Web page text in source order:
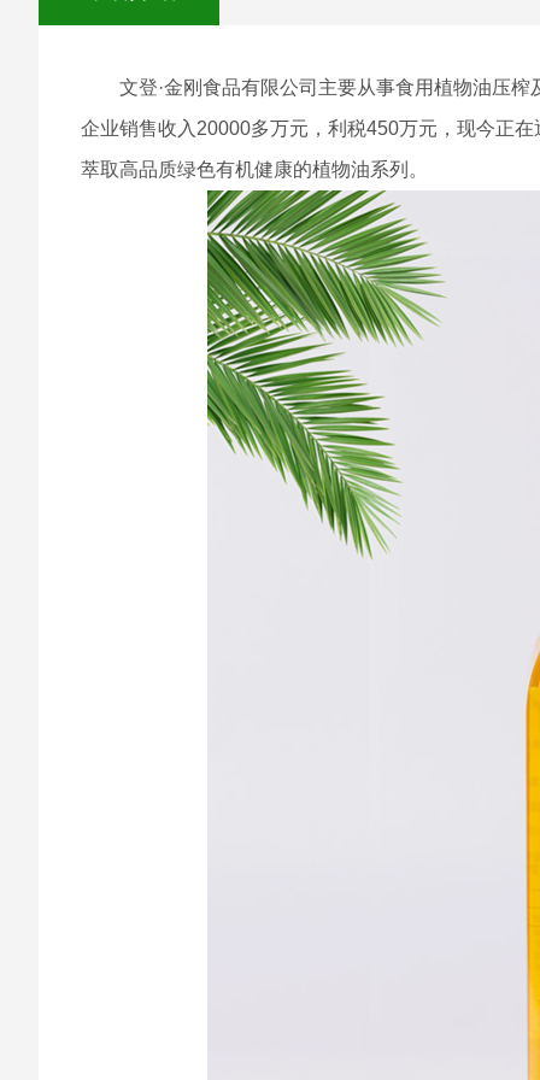
文登·金刚食品有限公司主要从事食用植物油压榨
企业销售收入20000多万元，利税450万元，现今正
萃取高品质绿色有机健康的植物油系列。